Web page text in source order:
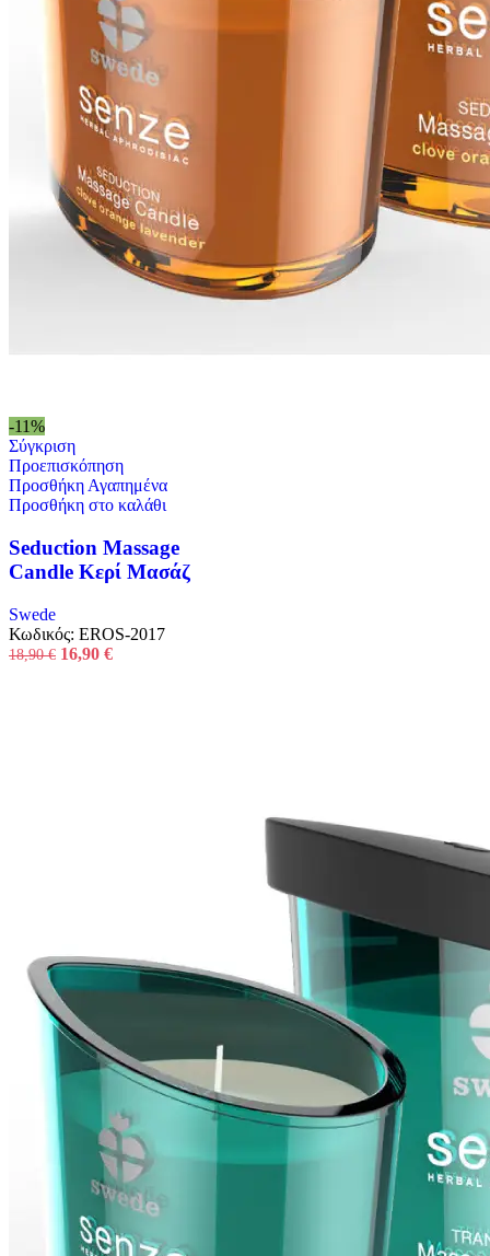
-11%
Σύγκριση
Προεπισκόπηση
Προσθήκη Αγαπημένα
Προσθήκη στο καλάθι
Seduction Massage
Candle Κερί Μασάζ
Swede
Κωδικός: EROS-2017
18,90€ Original
16,90 €Η